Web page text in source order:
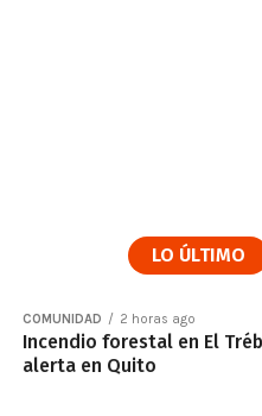
LO ÚLTIMO
COMUNIDAD 2 horas ago
Incendio forestal en El
alerta en Quito